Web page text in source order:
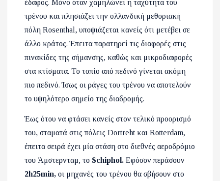
έδαφος. Μόνο όταν χαμηλώνει η ταχύτητα του
τρένου και πλησιάζει την ολλανδική μεθοριακή
πόλη Rosenthal, υποψιάζεται κανείς ότι μετέβει σε
άλλο κράτος. Έπειτα παρατηρεί τις διαφορές στις
πινακίδες της σήμανσης, καθώς και μικροδιαφορές
στα κτίσματα. Το τοπίο από πεδινό γίνεται ακόμη
πιο πεδινό. Ίσως οι ράγες του τρένου να αποτελούν
το υψηλότερο σημείο της διαδρομής.
Έως ότου να φτάσει κανείς στον τελικό προορισμό
του, σταματά στις πόλεις Dortreht και Rotterdam,
έπειτα σειρά έχει μία στάση στο διεθνές αεροδρόμιο
του Άμστερνταμ, το Schiphol. Εφόσον περάσουν
2h25min, οι μηχανές του τρένου θα σβήσουν στο